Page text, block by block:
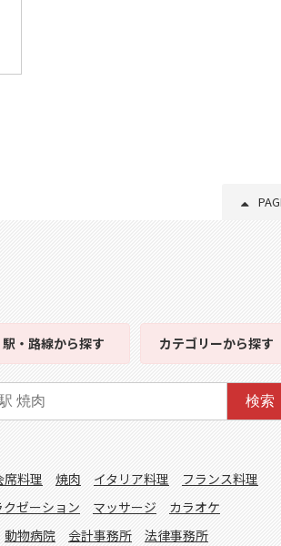
駅・路線から探す カテゴリーから探す
検索
席料理 焼肉 イタリア料理
フランス料理
クゼーション マッサージ
カラオケ
動物病院 会計事務所 法律事務所